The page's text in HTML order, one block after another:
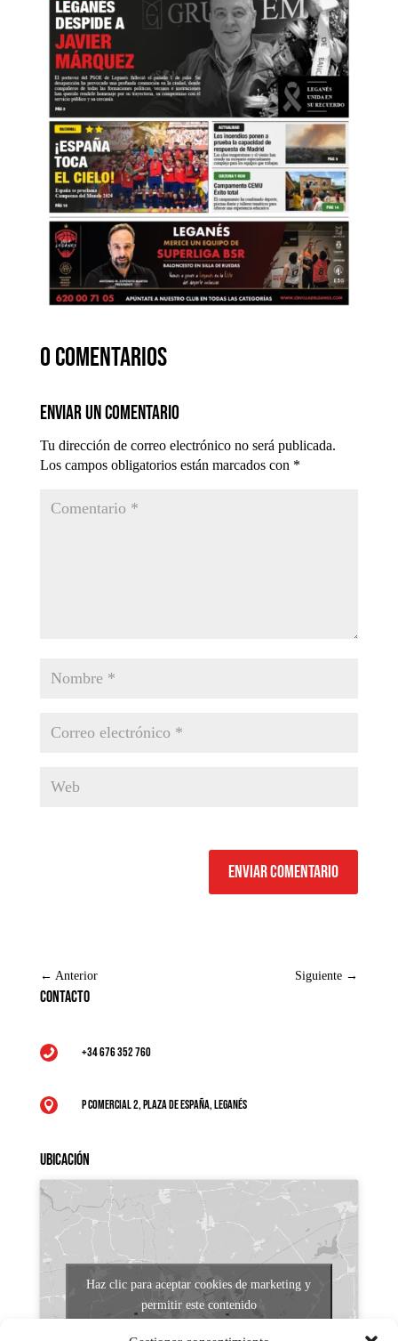
0 comentarios
Enviar un comentario
Tu dirección de correo electrónico no será publicada.
Los campos obligatorios están marcados con *
Enviar comentario
← Anterior Siguiente →
Contacto
 +34 676 352 760
 P Comercial 2, Plaza de España, Leganés
Ubicación
Haz clic para aceptar cookies de marketing y
permitir este contenido